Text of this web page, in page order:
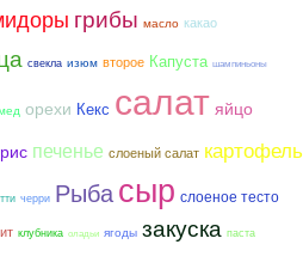
грибы масло какао
свекла изюм второе Капуста шампиньоны
орехи Кекс салат яйцо
рис печенье слоеный салат картофель
черри Рыбасыр слоеное тесто
клубника оладьи ягоды закуска паста